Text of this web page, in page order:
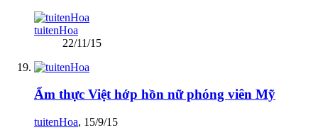
tuitenHoa
22/11/15
Ẩm thực Việt hớp hồn nữ phóng viên Mỹ
tuitenHoa, 15/9/15